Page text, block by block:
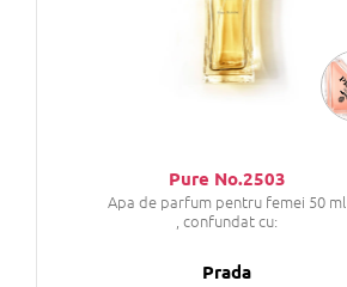
Pure No.2503
Apa de parfum pentru femei 50 ml
, confundat cu:
Prada